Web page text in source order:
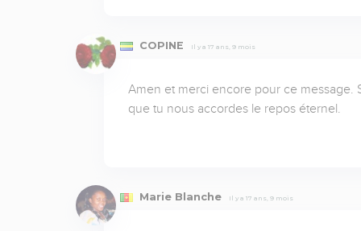
COPINE Il y a 17 ans, 9 mois
Amen et merci encore pour ce message.
que tu nous accordes le repos éternel.
Marie Blanche Il y a 17 ans, 9 mois